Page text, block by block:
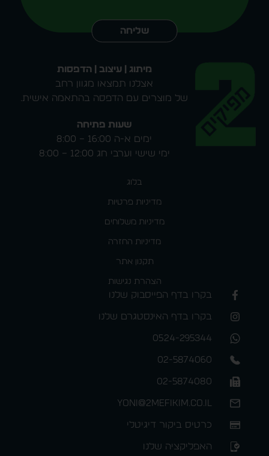
שליחה
מיתוג | עיצוב | הדפסות
אצלנו תמצאו מגוון רחב
של מוצרים עם הדפסה בהתאמה אישית.
שעות פתיחה
ימים א-ה 16:00 – 8:00
ימי שישי וערבי חג 12:00 – 8:00
בלוג
מדיניות פרטיות
מדיניות משלוחים
מדיניות החזרה
תקנון אתר
הצהרת נגישות
בקרו בדף הפייסבוק שלנו
בקרו בדף האינסטגרם שלנו
0524-295344
02-5874060
02-5874080
yoni@2mefikim.co.il
כרטיס ביקור דיגיטלי
האפליקציה שלנו